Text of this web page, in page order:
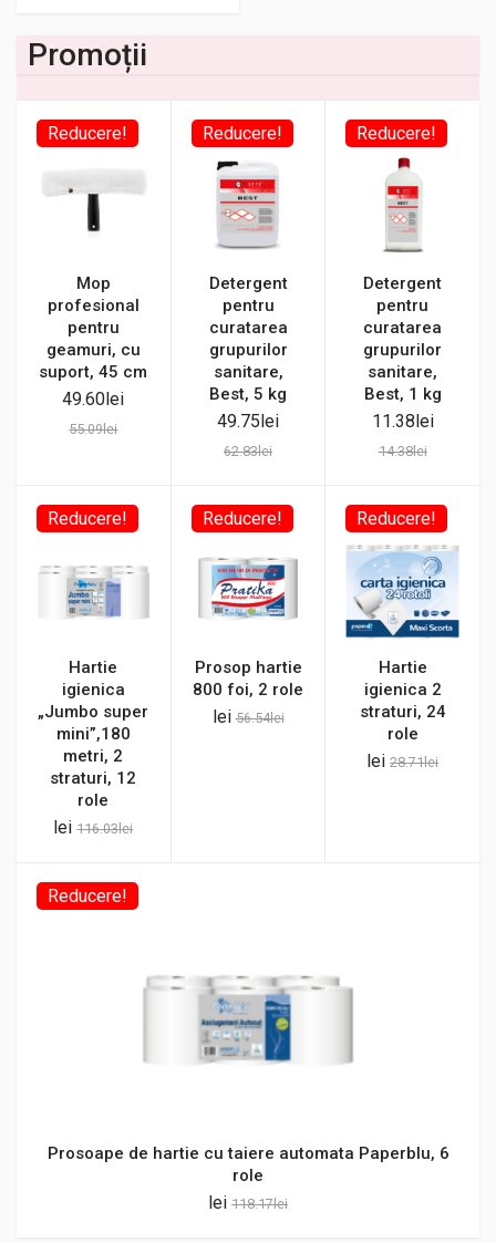
Promoții
Reducere!
Mop
profesional
pentru
geamuri, cu
suport, 45 cm
49.60lei
55.09lei
Reducere!
Detergent
pentru
curatarea
grupurilor
sanitare,
Best, 5 kg
49.75lei
62.83lei
Reducere!
Detergent
pentru
curatarea
grupurilor
sanitare,
Best, 1 kg
11.38lei
14.38lei
Reducere!
Hartie
igienica
„Jumbo super
mini”,180
metri, 2
straturi, 12
role
lei 116.03lei
Reducere!
Prosop hartie
800 foi, 2 role
lei 56.54lei
Reducere!
Hartie
igienica 2
straturi, 24
role
lei 28.71lei
Reducere!
Prosoape de hartie cu taiere automata Paperblu, 6
role
lei 118.17lei